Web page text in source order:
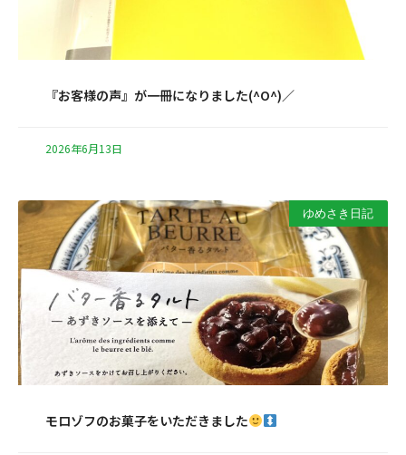
『お客様の声』が一冊になりました(^O^)／
2026年6月13日
ゆめさき日記
モロゾフのお菓子をいただきました